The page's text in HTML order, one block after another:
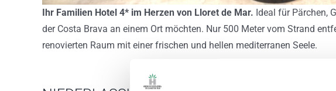
Ihr Familien Hotel 4* im Herzen von Lloret de Mar. Ideal für Pärchen,
der Costa Brava an einem Ort möchten. Nur 500 Meter vom Strand
renovierten Raum mit einer frischen und hellen mediterranen Seele.